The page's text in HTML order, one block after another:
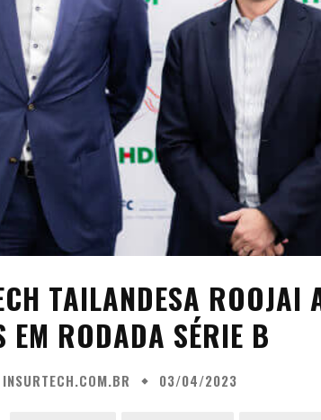
TAILANDESA ROOJAI
EM RODADA SÉRIE B
03/04/2023